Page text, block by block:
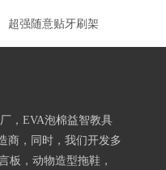
超强随意贴牙刷架
，EVA泡棉益智教具
商，同时，我们开发多
板，动物造型拖鞋，